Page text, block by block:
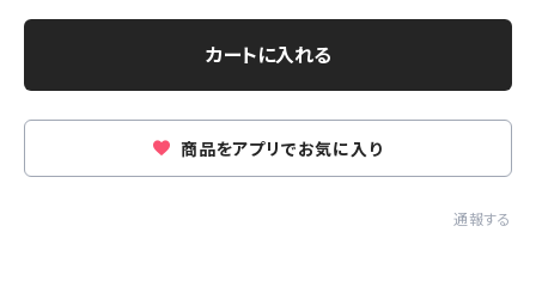
カートに入れる
商品をアプリでお気に入り
通報する